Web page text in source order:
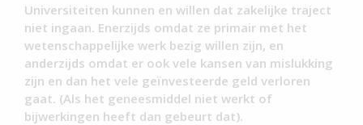
Universiteiten kunnen en willen dat zakelijke traject
niet ingaan. Enerzijds omdat ze primair met het
wetenschappelijke werk bezig willen zijn, en
anderzijds omdat er ook vele kansen van mislukking
zijn en dan het vele geïnvesteerde geld verloren
gaat. (Als het geneesmiddel niet werkt of
bijwerkingen heeft dan gebeurt dat).